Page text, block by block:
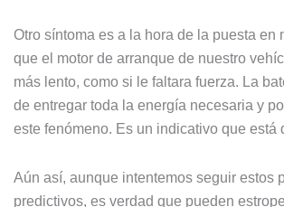
Otro síntoma es a la hora de la puesta en
que el motor de arranque de nuestro
más lento, como si le faltara fuerza. La
de entregar toda la energía necesaria y
este fenómeno. Es un indicativo que está
Aún así, aunque intentemos seguir estos
predictivos, es verdad que pueden